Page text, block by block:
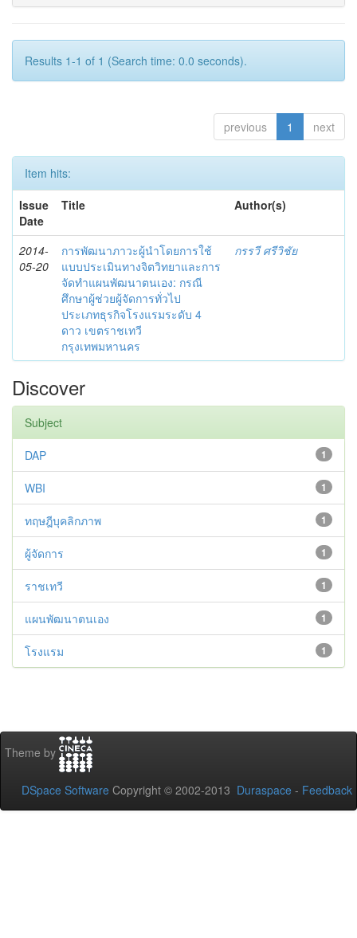
Results 1-1 of 1 (Search time: 0.0 seconds).
previous 1 next
Item hits:
Issue
Date
Title Author(s)
2014-
05-20
การพัฒนาภาวะผู้นำโดยการใช้
แบบประเมินทางจิตวิทยาและการ
จัดทำแผนพัฒนาตนเอง: กรณี
ศึกษาผู้ช่วยผู้จัดการทั่วไป
ประเภทธุรกิจโรงแรมระดับ 4
ดาว เขตราชเทวี
กรุงเทพมหานคร
กรรวี ศรีวิชัย
Discover
Subject
1
DAP
1
WBI
1
ทฤษฎีบุคลิกภาพ
1
ผู้จัดการ
1
ราชเทวี
1
แผนพัฒนาตนเอง
1
โรงแรม
Theme by
DSpace Software Copyright © 2002-2013 Duraspace - Feedback